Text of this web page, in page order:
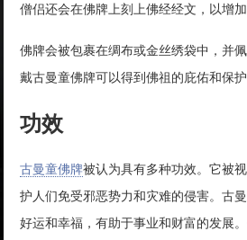
僧侣还会在佛牌上刻上佛经经文，以增加
佛牌会被包裹在绸布或金丝绣袋中，并
戴古曼童佛牌可以得到佛祖的庇佑和保护
功效
古曼童佛牌被认为具有多种功效。它被
护人们免受邪恶势力和灾难的侵害。古
好运和幸福，有助于事业和财富的发展